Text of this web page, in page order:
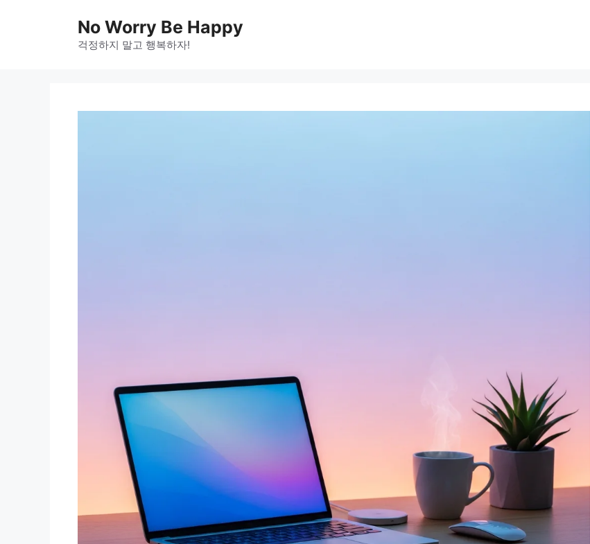
No Worry Be Happy
걱정하지 말고 행복하자!